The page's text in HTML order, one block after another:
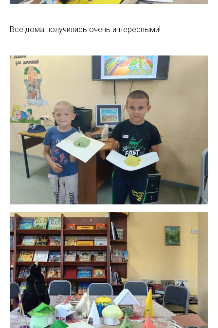
Все дома получились очень интересными!